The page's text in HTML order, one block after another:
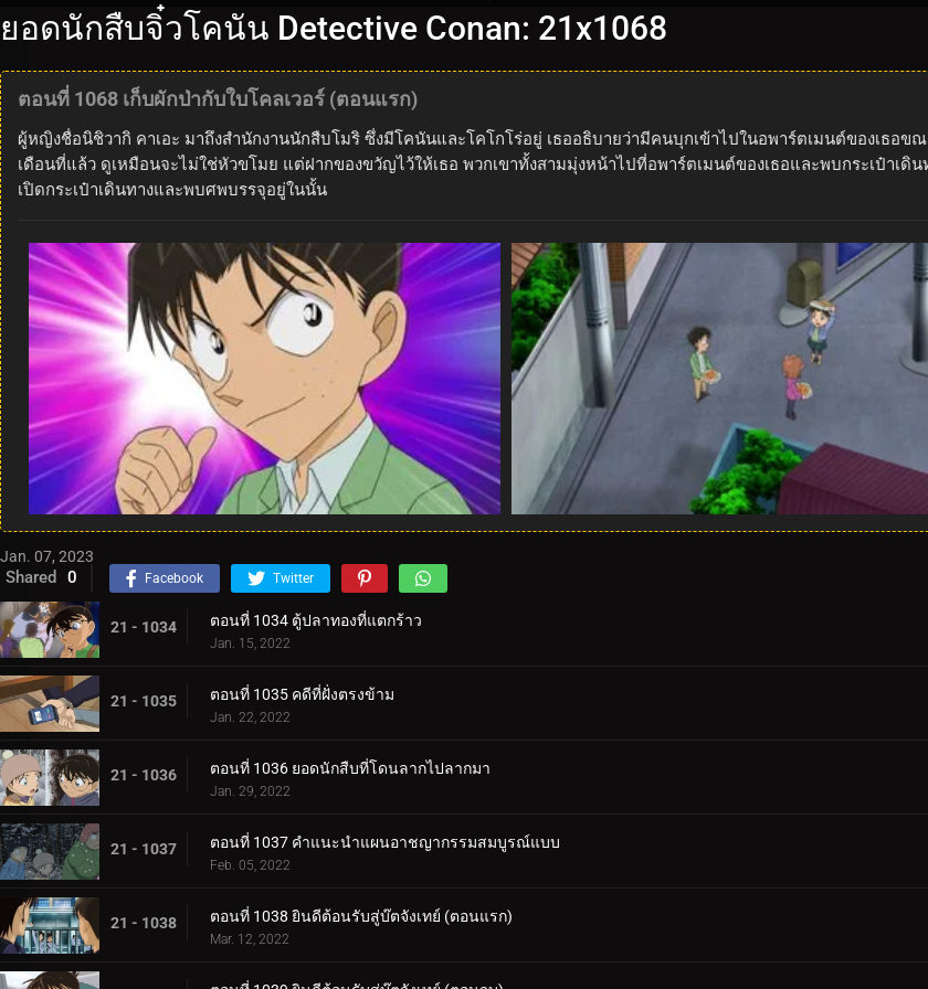
ยอดนักสืบจิ๋วโคนัน Detective Conan: 21x1068
ตอนที่ 1068 เก็บผักป่ากับใบโคลเวอร์ (ตอนแรก)
ผู้หญิงชื่อนิชิวากิ คาเอะ มาถึงสำนักงานนักสืบโมริ ซึ่งมีโคนันและโคโกโร่อยู่ เธออธิบายว่ามีคนบุกเข้าไปในอพาร์ตเมนต์ของเธอข
เดือนที่แล้ว ดูเหมือนจะไม่ใช่หัวขโมย แต่ฝากของขวัญไว้ให้เธอ พวกเขาทั้งสามมุ่งหน้าไปที่อพาร์ตเมนต์ของเธอและพบกระเป๋าเ
เปิดกระเป๋าเดินทางและพบศพบรรจุอยู่ในนั้น
Jan. 07, 2023
Shared 0 Facebook Twitter
21 - 1034 ตอนที่ 1034 ตู้ปลาทองที่แตกร้าว
Jan. 15, 2022
21 - 1035 ตอนที่ 1035 คดีที่ฝั่งตรงข้าม
Jan. 22, 2022
21 - 1036 ตอนที่ 1036 ยอดนักสืบที่โดนลากไปลากมา
Jan. 29, 2022
21 - 1037 ตอนที่ 1037 คำแนะนำแผนอาชญากรรมสมบูรณ์แบบ
Feb. 05, 2022
21 - 1038 ตอนที่ 1038 ยินดีต้อนรับสู่บ๊ตจังเทย์ (ตอนแรก)
Mar. 12, 2022